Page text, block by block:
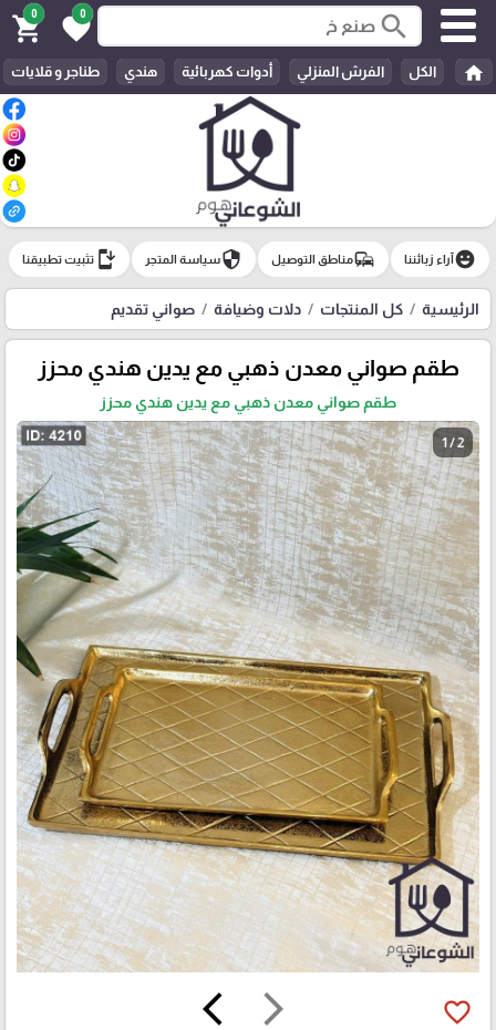
search
0
favorite
0
shopping_cart
home الكل الفرش المنزلي أدوات كهربائية هندي طناجر و قلايات
emoji_emotionsآراء زبائننا commuteمناطق التوصيل securityسياسة المتجر install_mobile تثبيت تطبيقنا
الرئيسية كل المنتجات دلات وضيافة صواني تقديم
طقم صواني معدن ذهبي مع يدين هندي محزز
طقم صواني معدن ذهبي مع يدين هندي محزز
1 / 2
arrow_forward_ios
arrow_back_ios favorite_border